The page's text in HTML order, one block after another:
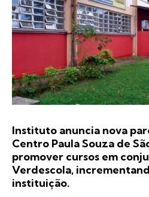
Instituto anuncia nova
Centro Paula Souza de
promover cursos em
Verdescola,
instituição.